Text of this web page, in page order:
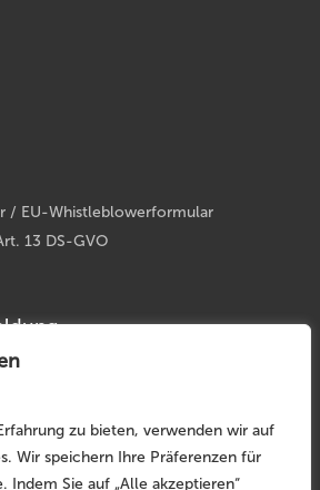
zu bieten, verwenden wir auf
Wir speichern Ihre Präferenzen für
Indem Sie auf „Alle akzeptieren“
/ EU-Whistleblowerformular
13 DS-GVO